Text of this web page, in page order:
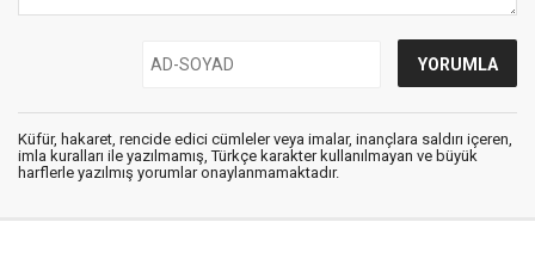
Küfür, hakaret, rencide edici cümleler veya imalar, inançlara saldırı içeren,
imla kuralları ile yazılmamış, Türkçe karakter kullanılmayan ve büyük
harflerle yazılmış yorumlar onaylanmamaktadır.